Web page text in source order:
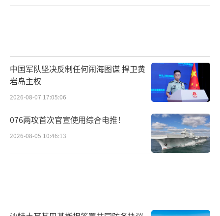
中国军队坚决反制任何闹海图谋 捍卫黄
岩岛主权
2026-08-07 17:05:06
076两攻首次官宣使用综合电推！
2026-08-05 10:46:13